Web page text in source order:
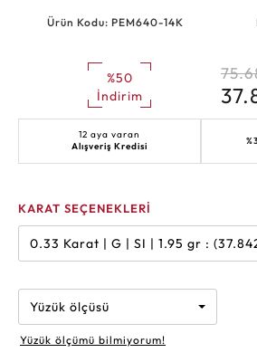
Ürün Kodu: PEM640-14K
%50
İndirim
12 aya varan
Alışveriş Kredisi
KARAT SEÇENEKLERİ
0.33 Karat | G | SI | 1.95 gr :
Yüzük ölçüsü
Yüzük ölçümü bilmiyorum!